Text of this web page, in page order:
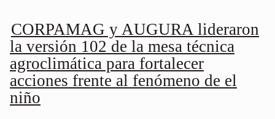
CORPAMAG y AUGURA lideraron
la versión 102 de la mesa técnica
agroclimática para fortalecer
acciones frente al fenómeno de el
niño